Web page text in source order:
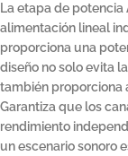
La etapa de
alimentación lineal
proporciona una
diseño no solo evita
también proporciona
Garantiza que los
rendimiento
un escenario sonoro